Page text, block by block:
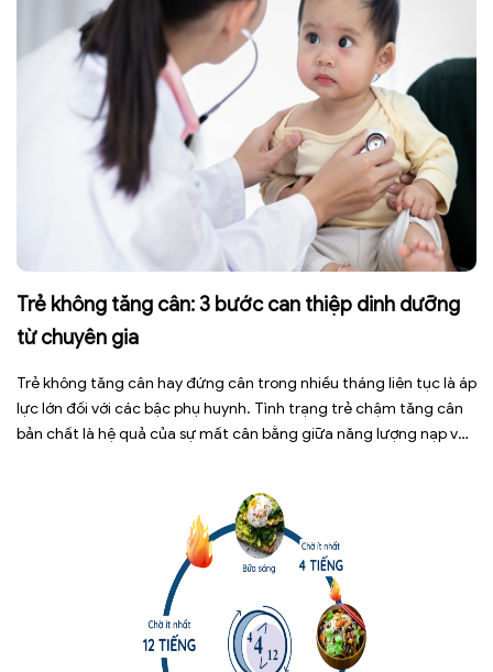
Trẻ không tăng cân: 3 bước can thiệp dinh dưỡng
từ chuyên gia
Trẻ không tăng cân hay đứng cân trong nhiều tháng liên tục là áp
lực lớn đối với các bậc phụ huynh. Tình trạng trẻ chậm tăng cân
bản chất là hệ quả của sự mất cân bằng giữa năng lượng nạp vào